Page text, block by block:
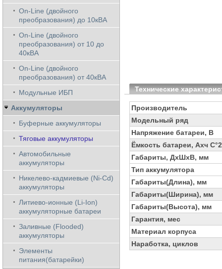
Технические
Производитель
Модельный ряд
Напряжение батареи, В
Ёмкость батареи, Ахч
Габариты, ДхШхВ, мм
Тип аккумулятора
Габариты(Длина), мм
Габариты(Ширина), мм
Габариты(Высота), мм
Гарантия, мес
Материал корпуса
Наработка, циклов
On-Line (двойного
преобразования) до 10кВА
On-Line (двойного
преобразования) от 10 до
40кВА
On-Line (двойного
преобразования) от 40кВА
Модульные ИБП
Аккумуляторы
Буферные аккумуляторы
Тяговые аккумуляторы
Автомобильные
аккумуляторы
Никелево-кадмиевые (Ni-Cd)
аккумуляторы
Литиево-ионные (Li-Ion)
аккумуляторные батареи
Заливные (Flooded)
аккумуляторы
Элементы
питания(батарейки)